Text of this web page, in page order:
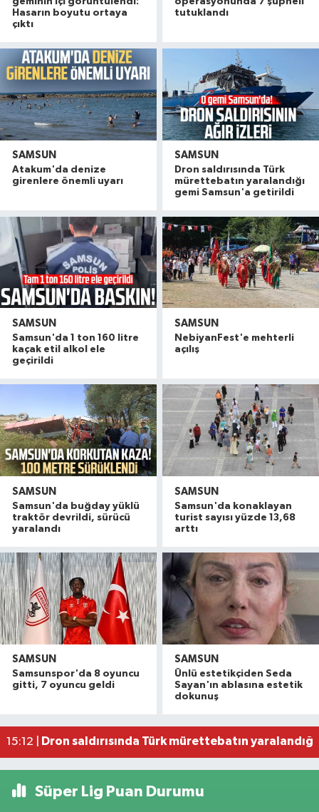
Hasarın boyutu ortaya
çıktı
tutuklandı
SAMSUN
Atakum'da denize
girenlere önemli uyarı
SAMSUN
Dron saldırısında Türk
mürettebatın yaralandığı
gemi Samsun'a getirildi
SAMSUN
Samsun'da 1 ton 160 litre
kaçak etil alkol ele
geçirildi
SAMSUN
NebiyanFest'e mehterli
açılış
SAMSUN
Samsun'da buğday yüklü
traktör devrildi, sürücü
yaralandı
SAMSUN
Samsun'da konaklayan
turist sayısı yüzde 13,68
arttı
SAMSUN
Samsunspor'da 8 oyuncu
gitti, 7 oyuncu geldi
SAMSUN
Ünlü estetikçiden Seda
Sayan'ın ablasına estetik
dokunuş
16:49 |Dron saldırısına uğrayan geminin içi
15:27 |Uyuşturucu operasyonunda 7 şüpheli tutuklandı
Atakum'da denize girenlere önemli uyarı
13:47 |Samsun'da 1 ton 160 litre kaçak etil alkol ele
Süper Lig Puan Durumu